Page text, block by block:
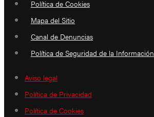
Política de Cookies
Mapa del Sitio
Canal de Denuncias
Política de Seguridad de la Información
Aviso legal
Política de Privacidad
Política de Cookies